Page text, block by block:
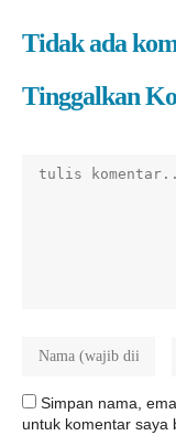
Tidak ada
Tinggalkan
Simpan nama,
untuk komentar saya